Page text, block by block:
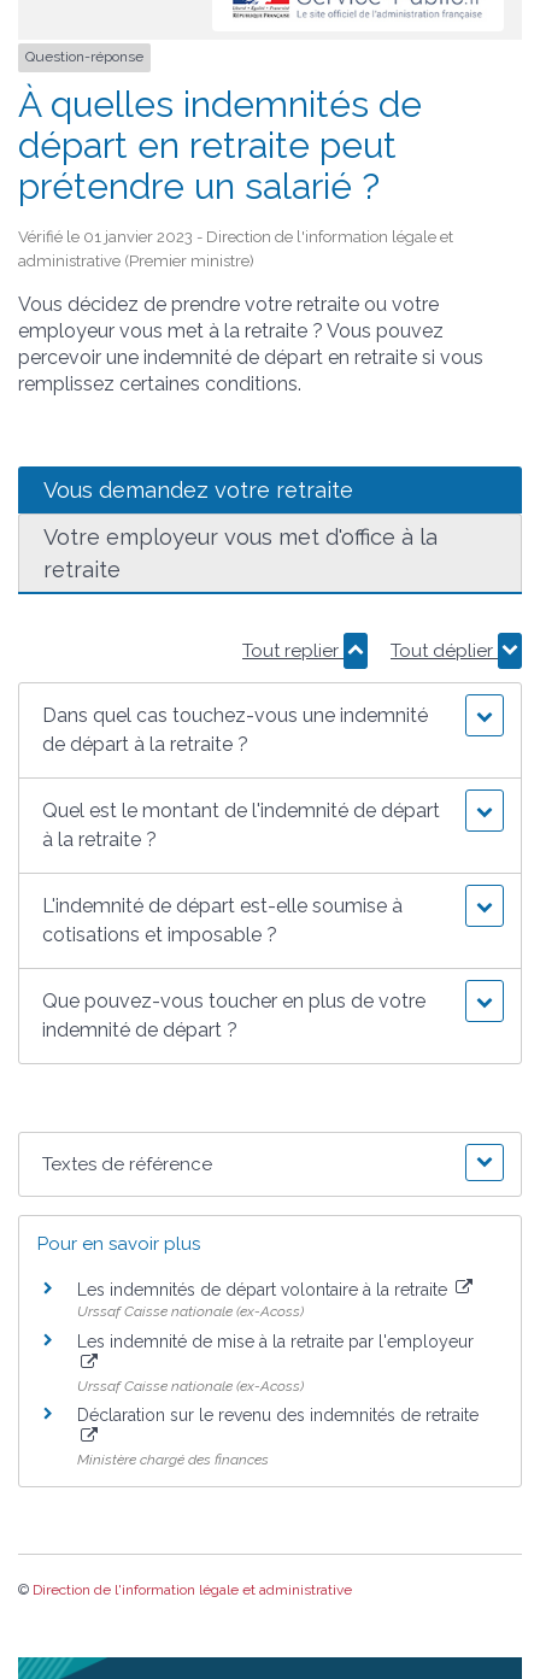
Question-réponse
À quelles indemnités de
départ en retraite peut
prétendre un salarié ?
Vérifié le 01 janvier 2023 - Direction de l'information légale et
administrative (Premier ministre)
Vous décidez de prendre votre retraite ou votre
employeur vous met à la retraite ? Vous pouvez
percevoir une indemnité de départ en retraite si vous
remplissez certaines conditions.
Vous demandez votre retraite
Votre employeur vous met d'office à la
retraite
Tout replier Tout déplier
Dans quel cas touchez-vous une indemnité
de départ à la retraite ?
Quel est le montant de l'indemnité de départ
à la retraite ?
L'indemnité de départ est-elle soumise à
cotisations et imposable ?
Que pouvez-vous toucher en plus de votre
indemnité de départ ?
Textes de référence
Pour en savoir plus
Les indemnités de départ volontaire à la retraite
Urssaf Caisse nationale (ex-Acoss)
Les indemnité de mise à la retraite par l'employeur
Urssaf Caisse nationale (ex-Acoss)
Déclaration sur le revenu des indemnités de retraite
Ministère chargé des finances
© Direction de l'information légale et administrative